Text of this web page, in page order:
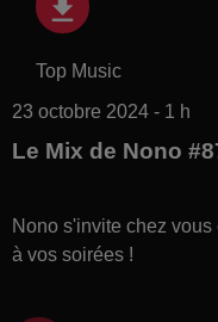
Top Music
23 octobre 2024 - 1 h
Le Mix de Nono
Nono s'invite chez
à vos soirées !